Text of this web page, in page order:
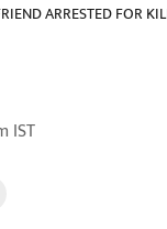
ARRESTED FOR
IST